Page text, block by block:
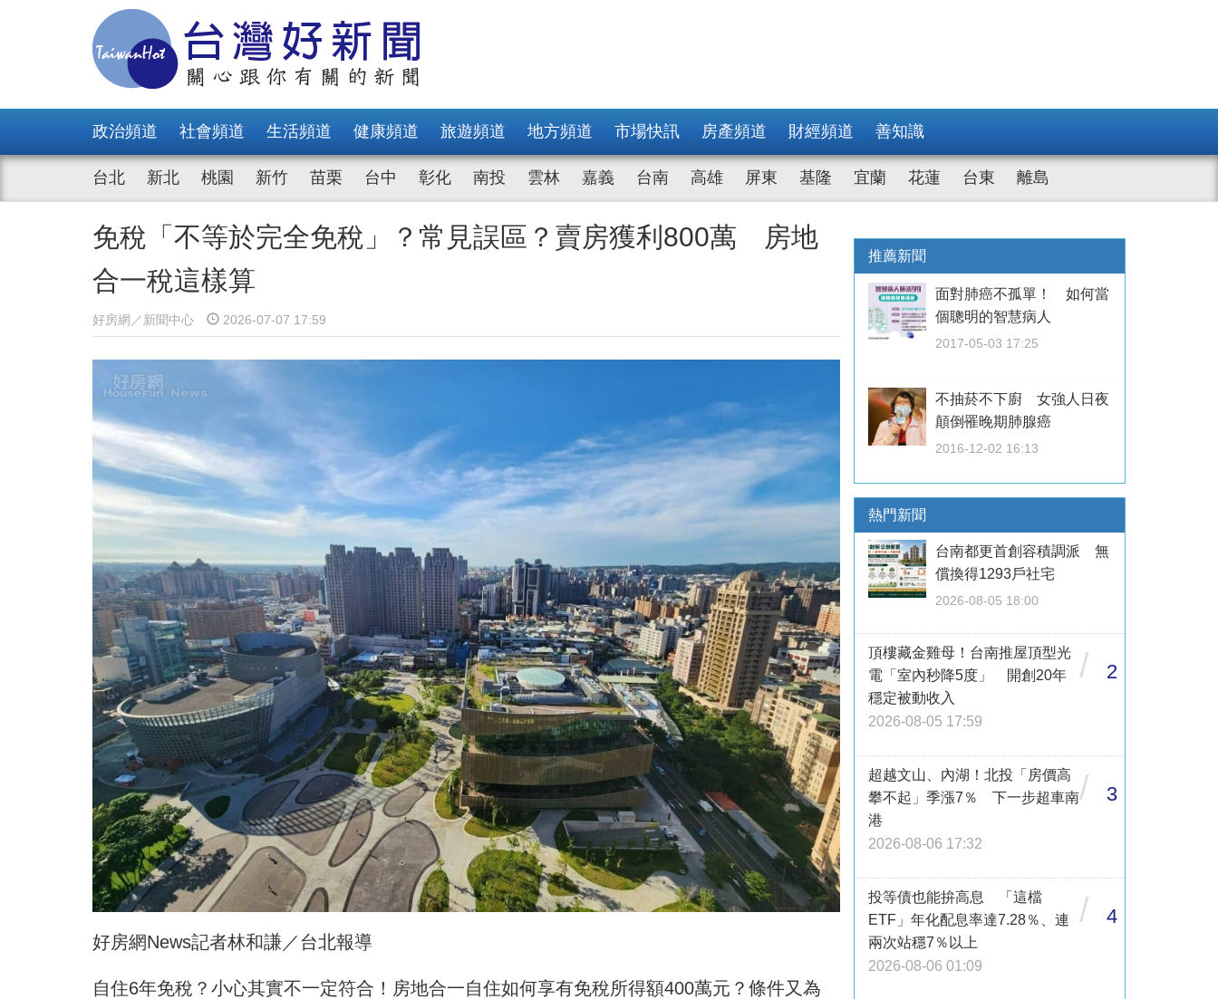
政治頻道 社會頻道 生活頻道 健康頻道 旅遊頻道 地方頻道 市場快訊 房產頻道 財經頻道 善知識
台北 新北 桃園 新竹 苗栗 台中 彰化 南投 雲林 嘉義 台南 高雄 屏東 基隆 宜蘭 花蓮 台東 離島
免稅「不等於完全免稅」？常見誤區？賣房獲利800萬 房地
合一稅這樣算
好房網／新聞中心 2026-07-07 17:59
好房網News記者林和謙／台北報導
自住6年免稅？小心其實不一定符合！房地合一自住如何享有免稅所得額400萬元？條件又為
推薦新聞
面對肺癌不孤單！ 如何當
個聰明的智慧病人
2017-05-03 17:25
不抽菸不下廚 女強人日夜
顛倒罹晚期肺腺癌
2016-12-02 16:13
熱門新聞
台南都更首創容積調派 無
償換得1293戶社宅
2026-08-05 18:00
頂樓藏金雞母！台南推屋頂型光
電「室內秒降5度」 開創20年
穩定被動收入
2026-08-05 17:59
/ 2
超越文山、內湖！北投「房價高
攀不起」季漲7％ 下一步超車南
港
2026-08-06 17:32
/ 3
投等債也能拚高息 「這檔
ETF」年化配息率達7.28％、連
兩次站穩7％以上
2026-08-06 01:09
/ 4